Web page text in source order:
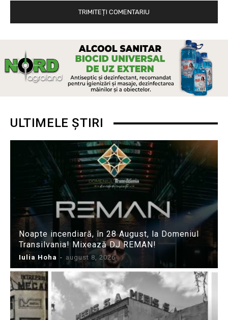
ULTIMELE ȘTIRI
Noapte incendiară, în 28 August, la Domeniul
Transilvania! Mixează DJ REMAN!
Iulia Hoha - august 8, 2026